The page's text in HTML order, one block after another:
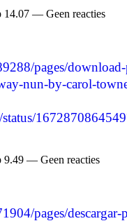
14.07 — Geen reacties
pages/
nun-by-carol-
status/
9.49 — Geen reacties
pages/descargar-